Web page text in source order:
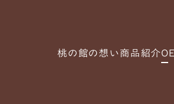
桃の館の想い商品紹介